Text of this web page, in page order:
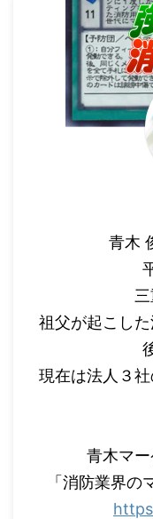
青木
祖父が起こし
現在は法人３
青木マ
「消防業界の